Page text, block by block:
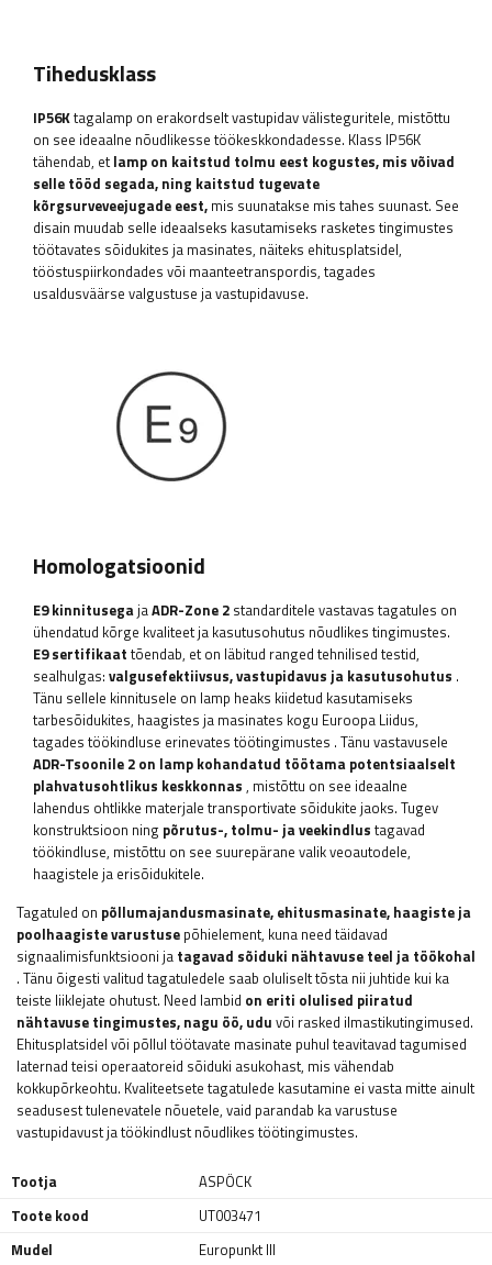
Tihedusklass
IP56Ktagalamp on erakordselt vastupidav välisteguritele, mistõttu
on see ideaalne nõudlikesse töökeskkondadesse. Klass IP56K
tähendab, etlamp on kaitstud tolmu eest kogustes, mis võivad
selle tööd segada, ning kaitstud tugevate
kõrgsurveveejugade eest, mis suunatakse mis tahes suunast. See
disain muudab selle ideaalseks kasutamiseks rasketes tingimustes
töötavates sõidukites ja masinates, näiteks ehitusplatsidel,
tööstuspiirkondades või maanteetranspordis, tagades
usaldusväärse valgustuse ja vastupidavuse.
Homologatsioonid
E9 kinnitusegajaADR-Zone 2 standarditele vastavas tagatules on
ühendatud kõrge kvaliteet ja kasutusohutus nõudlikes tingimustes.
E9 sertifikaat tõendab, et on läbitud ranged tehnilised testid,
sealhulgas: valgusefektiivsus, vastupidavus ja kasutusohutus .
Tänu sellele kinnitusele on lamp heaks kiidetud kasutamiseks
tarbesõidukites, haagistes ja masinates kogu Euroopa Liidus,
tagades töökindluse erinevates töötingimustes . Tänu vastavusele
ADR-Tsoonile 2 on lamp kohandatud töötama potentsiaalselt
plahvatusohtlikus keskkonnas , mistõttu on see ideaalne
lahendus ohtlikke materjale transportivate sõidukite jaoks. Tugev
konstruktsioon ning põrutus-, tolmu- ja veekindlus tagavad
töökindluse, mistõttu on see suurepärane valik veoautodele,
haagistele ja erisõidukitele.
Tagatuled on põllumajandusmasinate, ehitusmasinate, haagiste ja
poolhaagiste varustuse põhielement, kuna need täidavad
signaalimisfunktsiooni ja tagavad sõiduki nähtavuse teel ja töökohal
. Tänu õigesti valitud tagatuledele saab oluliselt tõsta nii juhtide kui ka
teiste liiklejate ohutust. Need lambid on eriti olulised piiratud
nähtavuse tingimustes, nagu öö, udu või rasked ilmastikutingimused.
Ehitusplatsidel või põllul töötavate masinate puhul teavitavad tagumised
laternad teisi operaatoreid sõiduki asukohast, mis vähendab
kokkupõrkeohtu. Kvaliteetsete tagatulede kasutamine ei vasta mitte ainult
seadusest tulenevatele nõuetele, vaid parandab ka varustuse
vastupidavust ja töökindlust nõudlikes töötingimustes.
Tootja
ASPÖCK
Toote kood
UT003471
Mudel
Europunkt III